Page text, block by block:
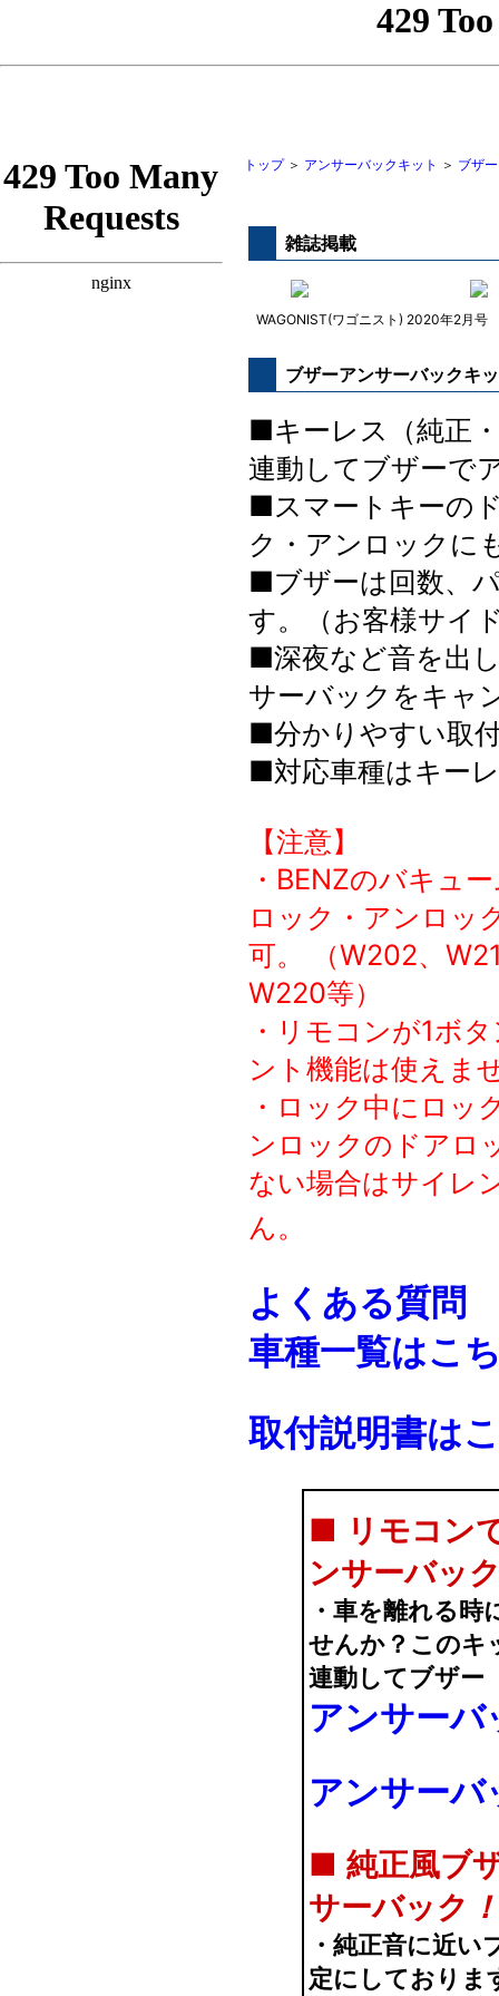
トップ＞ アンサーバックキット ＞ ブザ
雑誌掲載
WAGONIST(ワゴニスト) 2020年2月号
ブザーアンサーバックキ
■キーレス（純正
連動してブザーで
■スマートキーの
ク・アンロックに
■ブザーは回数、
す。（お客様サイ
■深夜など音を出
サーバックをキャ
■分かりやすい取
■対応車種はキー
【注意】
・BENZのバキュ
ロック・アンロッ
可。 （W202、
W220等）
・リモコンが1ボ
ント機能は使えま
・ロック中にロッ
ンロックのドアロ
ない場合はサイレ
ん。
よくある質問
車種一覧はこ
取付説明書は
■ リモコン
ンサーバッ
・車を離れる
せんか？このキ
連動してブザー
アンサー
アンサー
■純正風ブ
サーバック
・純正音に近
定にしておりま